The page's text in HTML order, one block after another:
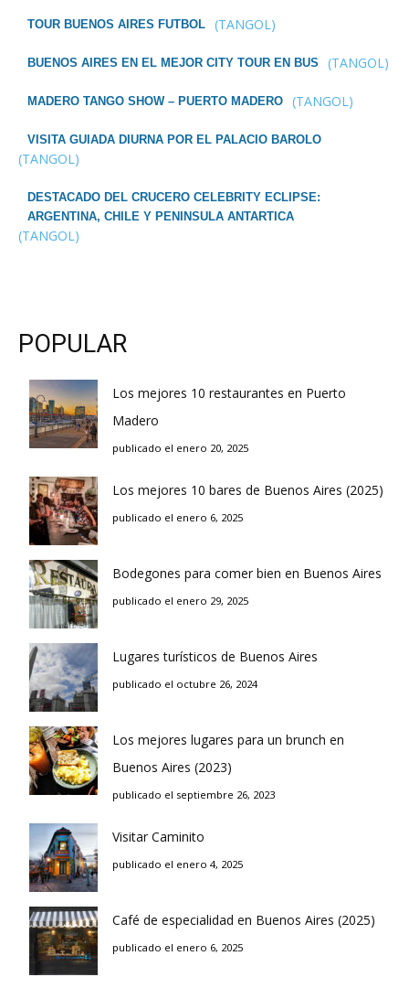
TOUR BUENOS AIRES FUTBOL (TANGOL)
BUENOS AIRES EN EL MEJOR CITY TOUR EN BUS (TANGOL)
MADERO TANGO SHOW – PUERTO MADERO (TANGOL)
VISITA GUIADA DIURNA POR EL PALACIO BAROLO
(TANGOL)
DESTACADO DEL CRUCERO CELEBRITY ECLIPSE:
ARGENTINA, CHILE Y PENINSULA ANTARTICA
(TANGOL)
POPULAR
Los mejores 10 restaurantes en Puerto
Madero
publicado el enero 20, 2025
Los mejores 10 bares de Buenos Aires (2025)
publicado el enero 6, 2025
Bodegones para comer bien en Buenos Aires
publicado el enero 29, 2025
Lugares turísticos de Buenos Aires
publicado el octubre 26, 2024
Los mejores lugares para un brunch en
Buenos Aires (2023)
publicado el septiembre 26, 2023
Visitar Caminito
publicado el enero 4, 2025
Café de especialidad en Buenos Aires (2025)
publicado el enero 6, 2025